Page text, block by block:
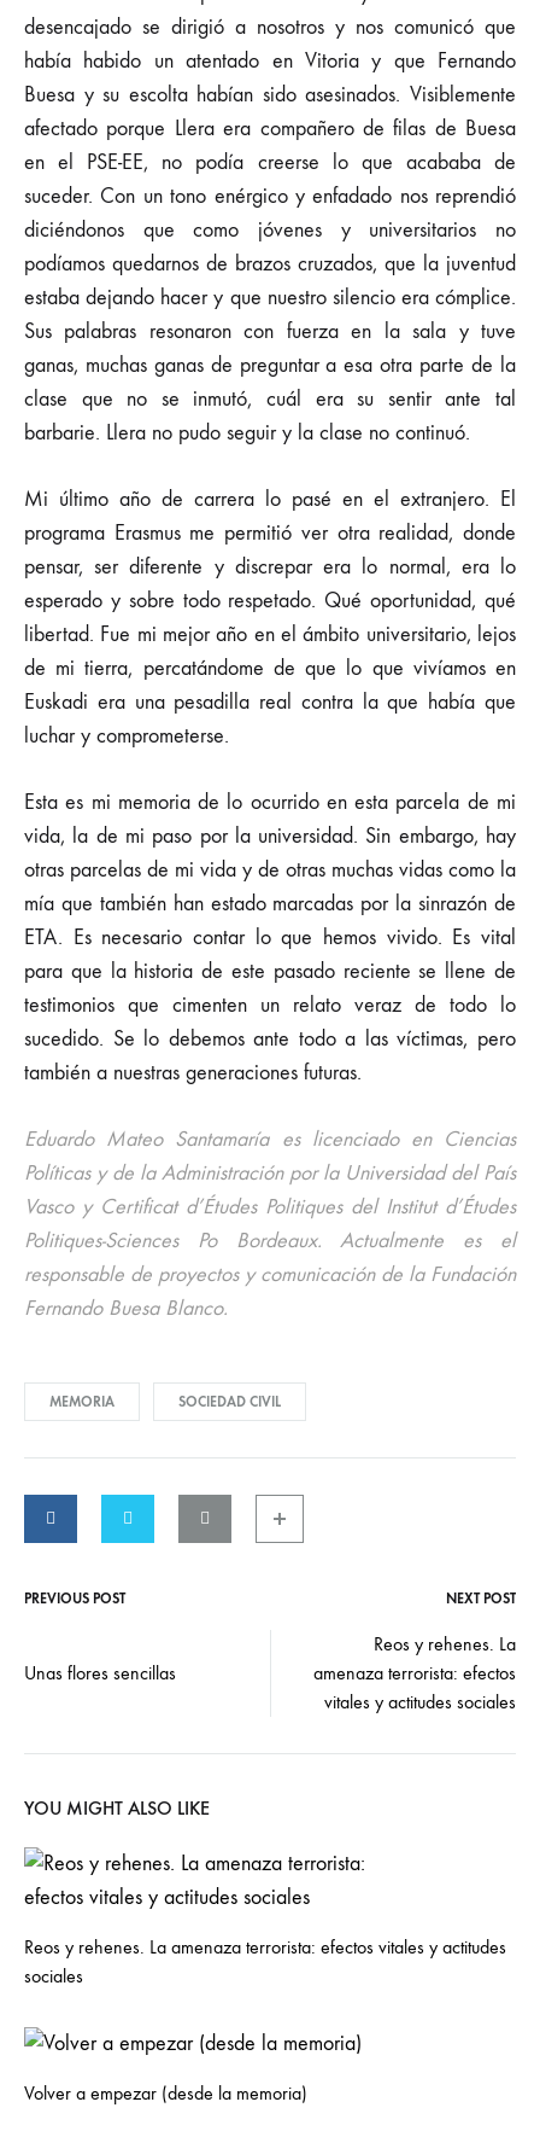
desencajado se dirigió a nosotros y nos comunicó que
había habido un atentado en Vitoria y que Fernando
Buesa y su escolta habían sido asesinados. Visiblemente
afectado porque Llera era compañero de filas de Buesa
en el PSE-EE, no podía creerse lo que acababa de
suceder. Con un tono enérgico y enfadado nos reprendió
diciéndonos que como jóvenes y universitarios no
podíamos quedarnos de brazos cruzados, que la juventud
estaba dejando hacer y que nuestro silencio era cómplice.
Sus palabras resonaron con fuerza en la sala y tuve
ganas, muchas ganas de preguntar a esa otra parte de la
clase que no se inmutó, cuál era su sentir ante tal
barbarie. Llera no pudo seguir y la clase no continuó.
Mi último año de carrera lo pasé en el extranjero. El
programa Erasmus me permitió ver otra realidad, donde
pensar, ser diferente y discrepar era lo normal, era lo
esperado y sobre todo respetado. Qué oportunidad, qué
libertad. Fue mi mejor año en el ámbito universitario, lejos
de mi tierra, percatándome de que lo que vivíamos en
Euskadi era una pesadilla real contra la que había que
luchar y comprometerse.
Esta es mi memoria de lo ocurrido en esta parcela de mi
vida, la de mi paso por la universidad. Sin embargo, hay
otras parcelas de mi vida y de otras muchas vidas como la
mía que también han estado marcadas por la sinrazón de
ETA. Es necesario contar lo que hemos vivido. Es vital
para que la historia de este pasado reciente se llene de
testimonios que cimenten un relato veraz de todo lo
sucedido. Se lo debemos ante todo a las víctimas, pero
también a nuestras generaciones futuras.
Eduardo Mateo Santamaría es licenciado en Ciencias
Políticas y de la Administración por la Universidad del País
Vasco y Certificat d’Études Politiques del Institut d’Études
Politiques-Sciences Po Bordeaux. Actualmente es el
responsable de proyectos y comunicación de la Fundación
Fernando Buesa Blanco.
MEMORIA SOCIEDAD CIVIL
PREVIOUS POST NEXT POST
Unas flores sencillas
Reos y rehenes. La
amenaza terrorista: efectos
vitales y actitudes sociales
YOU MIGHT ALSO LIKE
Reos y rehenes. La amenaza terrorista: efectos vitales y actitudes
sociales
Volver a empezar (desde la memoria)